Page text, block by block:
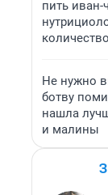
пить
Не нужно
ботву
нашла
и малины